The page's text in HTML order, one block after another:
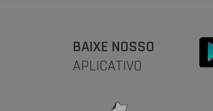
BAIXE NOSSO
APLICATIVO